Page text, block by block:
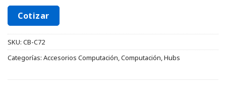
Cotizar
SKU: CB-C72
Categorías: Accesorios Computación,Computación,Hubs